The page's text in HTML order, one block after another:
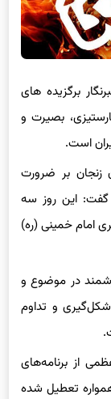
برگزیده های
نماد استکبارستیزی، بصیرت و
است.
زنجان بر ضرورت
گفت: این روز سه
امام خمینی (ره)
در موضوع و
و تداوم
از برنامه‌های
تعطیل شده